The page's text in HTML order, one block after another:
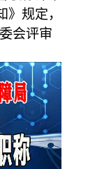
规定，
会评审